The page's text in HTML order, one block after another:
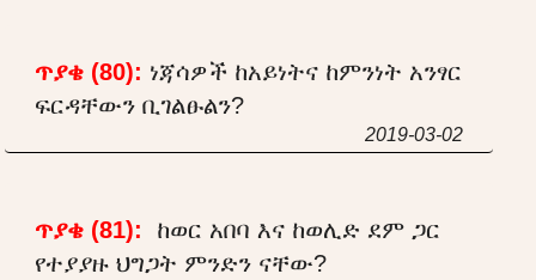
ጥያቄ (80): ነጃሳዎች ከአይነትና ከምንነት አንፃር
ፍርዳቸውን ቢገልፁልን?
2019-03-02
ጥያቄ (81):
ከወር አበባ እና ከወሊድ ደም ጋር
የተያያዙ ህግጋት ምንድን ናቸው?